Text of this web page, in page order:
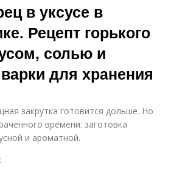
в уксусе в
Рецепт горького
солью и
для хранения
закрутка готовится дольше. Но
времени: заготовка
и ароматной.